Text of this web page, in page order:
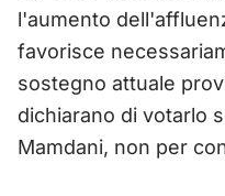
l'aumento
favorisce
sostegno attuale
dichiarano di votarlo
Mamdani, non per